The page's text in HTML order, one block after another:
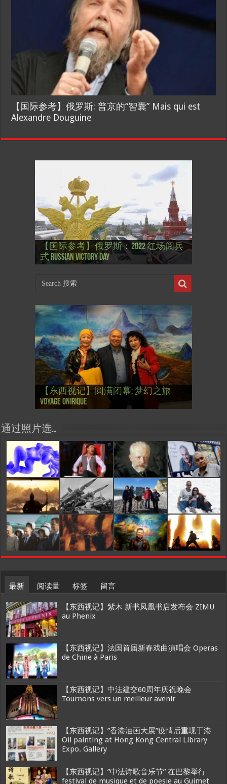
【国际参考】俄罗斯: 普京的“智囊” Mais qui est
Alexandre Douguine
【国际参考】俄罗斯：2022 红场阅兵
式 Russian Victory Day
【国际参考】”戏剧性“服装设计师
Thierry Mugler 蒂埃里.穆勒 去世, 享年 73
岁
【国际参考】海湖庄园: Xi & Trump 内幕
Mar-a-Lago leak
【东西视记】1937年的毕加索, 海明威,
肯尼迪 1937 – La fin de l’innocence (2/2)
【东西视记】1937年的毕加索, 海明威,
肯尼迪 1937 – La fin de l’innocence (1/2)
【东西视记】1961年4月12日 尤里·加加
林 成为第一“太空人”
【东西视记】圆满闭幕: 梦幻之旅
Voyage onirique
【东西视记】开幕：唐恽鉎 Michel
Tong, 梦幻之旅 Voyage onirique
【东西视记】展讯：唐恽鉎 Michel
Tong, 梦幻之旅 Voyage onirique
【跨年晚会】祝各位 佳年快乐 Bonne
année 2023, Le feu d’artifice de Paris
【一画一故事】唐恽鉎 Michel Tong One
Painting One Story
【一画一故事】林象元 Lin XiangYuan One
Painting One Story
【国际参考】芭蕾舞: 天鹅湖 乌克兰
大剧院版 Le lac des cygnes – Opéra national
d’Ukraine
【国际参考】巴黎政府举行“新年晚
会” Soirée musicale à la mairie du 13e le 8
Février
【国际参考】巴黎“艺术之都”展将于2
月12日揭幕 Art Capital s’ouvre le 12 Février
【东西视记】法国电影: “中国人占领
巴黎”，一种法国幽默与“预言” Les
chinois à Paris de J.Yanne
【东西视记】时装秀：巴黎时装界
的“顽童”与“不屈者” John Galliano le
surdoué de la mode
【东西视记】法国“复兴会”式【艺术
桥展】 Expo. que “RENAISSANCE” aurait pu
organiser
通过照片选…
最新 阅读量 标签 留言
【东西视记】紫木 新书凤凰书店发布会 ZIMU
au Phenix
【东西视记】法国首届新春戏曲演唱会 Operas
de Chine à Paris
【东西视记】中法建交60周年庆祝晚会
Tournons vers un meilleur avenir
【东西视记】”香港油画大展”疫情后重现于港
Oil painting at Hong Kong Central Library
Expo. Gallery
【东西视记】”中法诗歌音乐节” 在巴黎举行
festival de musique et de poesie au Guimet